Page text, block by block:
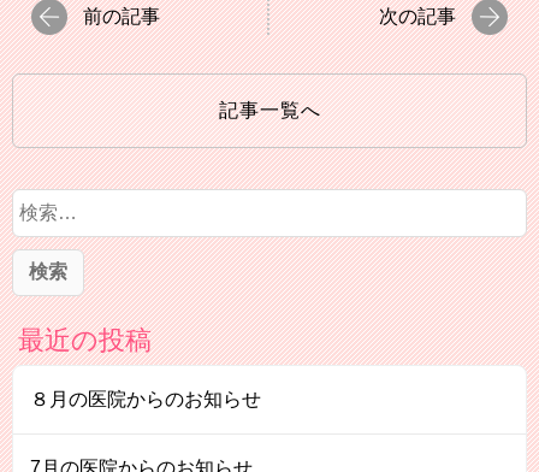
前の記事 次の記事
記事一覧へ
検
索
最近の投稿
８月の医院からのお知らせ